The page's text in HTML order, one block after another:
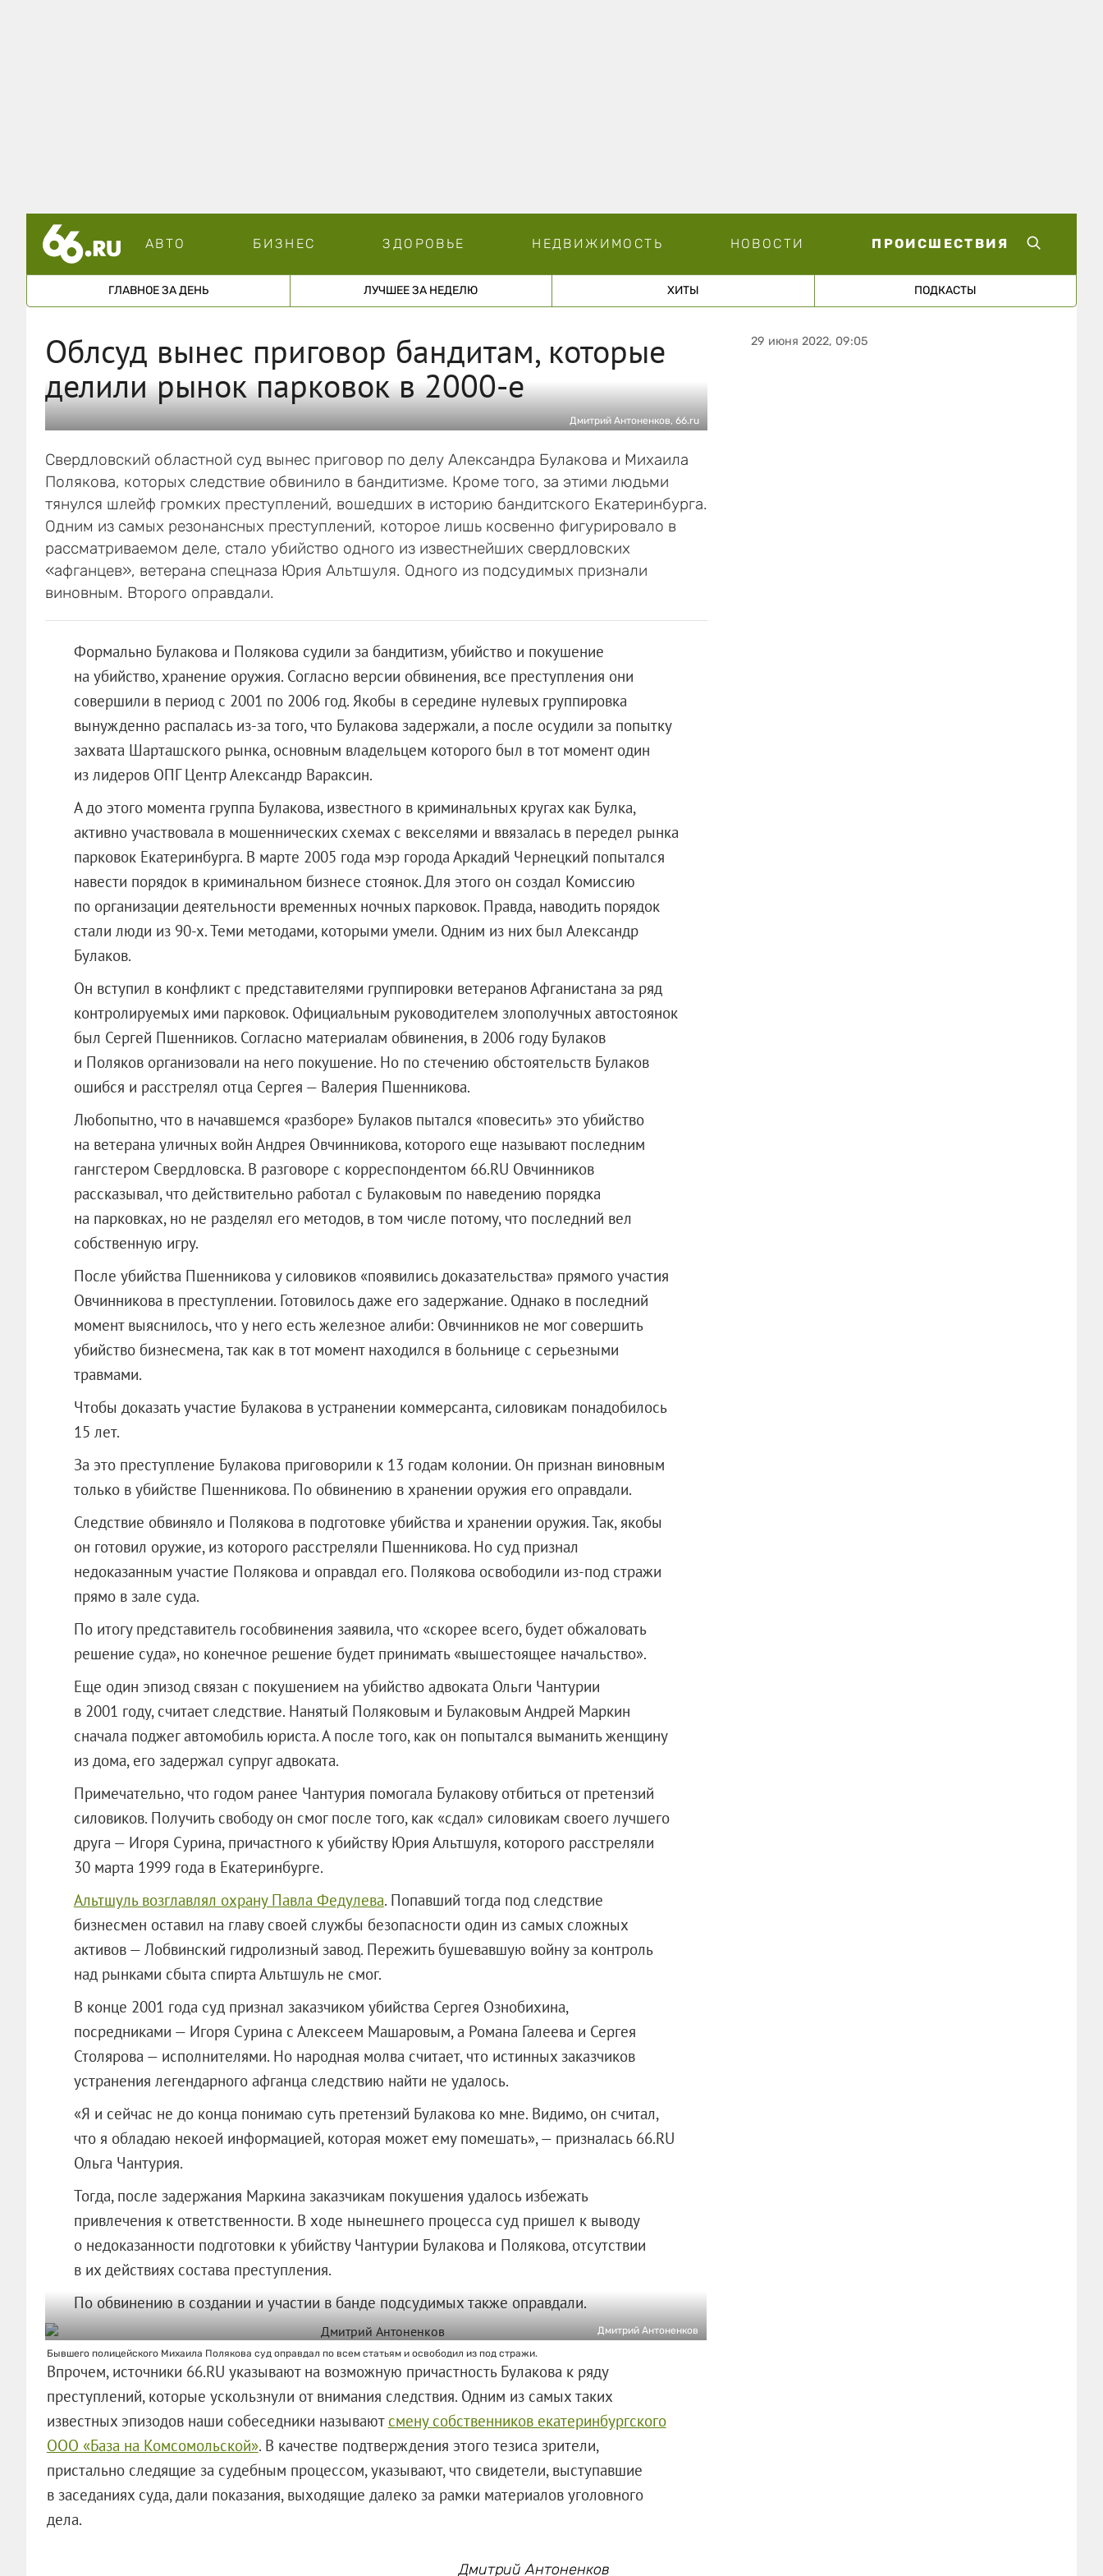
АВТО БИЗНЕС ЗДОРОВЬЕ НЕДВИЖИМОСТЬ НОВОСТИ ПРОИСШЕСТВИЯ
ГЛАВНОЕ ЗА ДЕНЬ ЛУЧШЕЕ ЗА НЕДЕЛЮ ХИТЫ ПОДКАСТЫ
Облсуд вынес приговор бандитам, которые
делили рынок парковок в 2000-е
Дмитрий Антоненков, 66.ru
Свердловский областной суд вынес приговор по делу Александра Булакова и Михаила
Полякова, которых следствие обвинило в бандитизме. Кроме того, за этими людьми
тянулся шлейф громких преступлений, вошедших в историю бандитского Екатеринбурга.
Одним из самых резонансных преступлений, которое лишь косвенно фигурировало в
рассматриваемом деле, стало убийство одного из известнейших свердловских
«афганцев», ветерана спецназа Юрия Альтшуля. Одного из подсудимых признали
виновным. Второго оправдали.
Формально Булакова и Полякова судили за бандитизм, убийство и покушение
на убийство, хранение оружия. Согласно версии обвинения, все преступления они
совершили в период с 2001 по 2006 год. Якобы в середине нулевых группировка
вынужденно распалась из-за того, что Булакова задержали, а после осудили за попытку
захвата Шарташского рынка, основным владельцем которого был в тот момент один
из лидеров ОПГ Центр Александр Вараксин.
А до этого момента группа Булакова, известного в криминальных кругах как Булка,
активно участвовала в мошеннических схемах с векселями и ввязалась в передел рынка
парковок Екатеринбурга. В марте 2005 года мэр города Аркадий Чернецкий попытался
навести порядок в криминальном бизнесе стоянок. Для этого он создал Комиссию
по организации деятельности временных ночных парковок. Правда, наводить порядок
стали люди из 90-х. Теми методами, которыми умели. Одним из них был Александр
Булаков.
Он вступил в конфликт с представителями группировки ветеранов Афганистана за ряд
контролируемых ими парковок. Официальным руководителем злополучных автостоянок
был Сергей Пшенников. Согласно материалам обвинения, в 2006 году Булаков
и Поляков организовали на него покушение. Но по стечению обстоятельств Булаков
ошибся и расстрелял отца Сергея — Валерия Пшенникова.
Любопытно, что в начавшемся «разборе» Булаков пытался «повесить» это убийство
на ветерана уличных войн Андрея Овчинникова, которого еще называют последним
гангстером Свердловска. В разговоре с корреспондентом 66.RU Овчинников
рассказывал, что действительно работал с Булаковым по наведению порядка
на парковках, но не разделял его методов, в том числе потому, что последний вел
собственную игру.
После убийства Пшенникова у силовиков «появились доказательства» прямого участия
Овчинникова в преступлении. Готовилось даже его задержание. Однако в последний
момент выяснилось, что у него есть железное алиби: Овчинников не мог совершить
убийство бизнесмена, так как в тот момент находился в больнице с серьезными
травмами.
Чтобы доказать участие Булакова в устранении коммерсанта, силовикам понадобилось
15 лет.
За это преступление Булакова приговорили к 13 годам колонии. Он признан виновным
только в убийстве Пшенникова. По обвинению в хранении оружия его оправдали.
Следствие обвиняло и Полякова в подготовке убийства и хранении оружия. Так, якобы
он готовил оружие, из которого расстреляли Пшенникова. Но суд признал
недоказанным участие Полякова и оправдал его. Полякова освободили из-под стражи
прямо в зале суда.
По итогу представитель гособвинения заявила, что «скорее всего, будет обжаловать
решение суда», но конечное решение будет принимать «вышестоящее начальство».
Еще один эпизод связан с покушением на убийство адвоката Ольги Чантурии
в 2001 году, считает следствие. Нанятый Поляковым и Булаковым Андрей Маркин
сначала поджег автомобиль юриста. А после того, как он попытался выманить женщину
из дома, его задержал супруг адвоката.
Примечательно, что годом ранее Чантурия помогала Булакову отбиться от претензий
силовиков. Получить свободу он смог после того, как «сдал» силовикам своего лучшего
друга — Игоря Сурина, причастного к убийству Юрия Альтшуля, которого расстреляли
30 марта 1999 года в Екатеринбурге.
Альтшуль возглавлял охрану Павла Федулева. Попавший тогда под следствие
бизнесмен оставил на главу своей службы безопасности один из самых сложных
активов — Лобвинский гидролизный завод. Пережить бушевавшую войну за контроль
над рынками сбыта спирта Альтшуль не смог.
В конце 2001 года суд признал заказчиком убийства Сергея Ознобихина,
посредниками — Игоря Сурина с Алексеем Машаровым, а Романа Галеева и Сергея
Столярова — исполнителями. Но народная молва считает, что истинных заказчиков
устранения легендарного афганца следствию найти не удалось.
«Я и сейчас не до конца понимаю суть претензий Булакова ко мне. Видимо, он считал,
что я обладаю некоей информацией, которая может ему помешать», — призналась 66.RU
Ольга Чантурия.
Тогда, после задержания Маркина заказчикам покушения удалось избежать
привлечения к ответственности. В ходе нынешнего процесса суд пришел к выводу
о недоказанности подготовки к убийству Чантурии Булакова и Полякова, отсутствии
в их действиях состава преступления.
По обвинению в создании и участии в банде подсудимых также оправдали.
Дмитрий Антоненков
Бывшего полицейского Михаила Полякова суд оправдал по всем статьям и освободил из под стражи.
Впрочем, источники 66.RU указывают на возможную причастность Булакова к ряду
преступлений, которые ускользнули от внимания следствия. Одним из самых таких
известных эпизодов наши собеседники называют смену собственников екатеринбургского
ООО «База на Комсомольской». В качестве подтверждения этого тезиса зрители,
пристально следящие за судебным процессом, указывают, что свидетели, выступавшие
в заседаниях суда, дали показания, выходящие далеко за рамки материалов уголовного
дела.
Дмитрий Антоненков
29 июня 2022, 09:05